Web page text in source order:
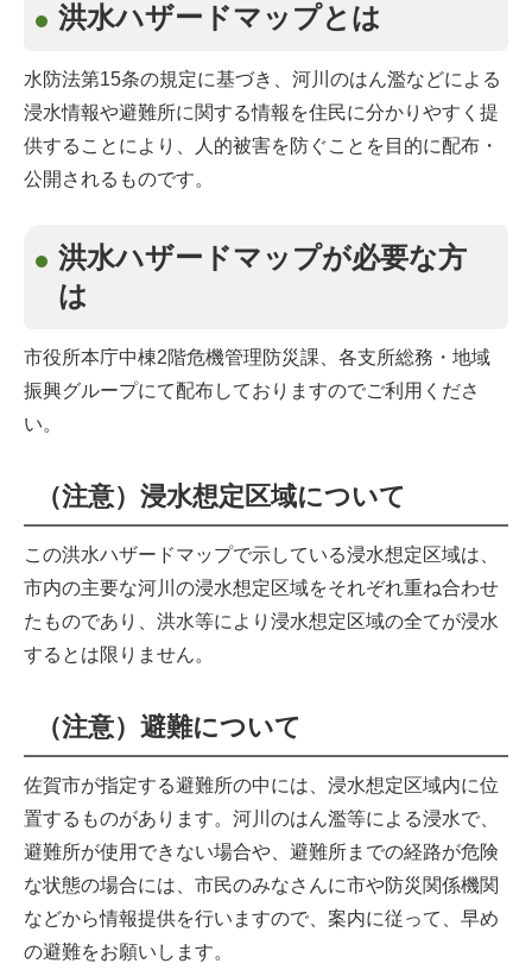
洪水ハザードマップとは
水防法第15条の規定に基づき、河川のはん濫などによる
浸水情報や避難所に関する情報を住民に分かりやすく提
供することにより、人的被害を防ぐことを目的に配布・
公開されるものです。
洪水ハザードマップが必要な方
は
市役所本庁中棟2階危機管理防災課、各支所総務・地域
振興グループにて配布しておりますのでご利用くださ
い。
（注意）浸水想定区域について
この洪水ハザードマップで示している浸水想定区域は、
市内の主要な河川の浸水想定区域をそれぞれ重ね合わせ
たものであり、洪水等により浸水想定区域の全てが浸水
するとは限りません。
（注意）避難について
佐賀市が指定する避難所の中には、浸水想定区域内に位
置するものがあります。河川のはん濫等による浸水で、
避難所が使用できない場合や、避難所までの経路が危険
な状態の場合には、市民のみなさんに市や防災関係機関
などから情報提供を行いますので、案内に従って、早め
の避難をお願いします。